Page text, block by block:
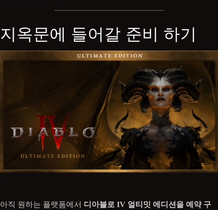
지옥문에 들어갈 준비 하기
아직 원하는 플랫폼에서 디아블로 IV 얼티밋 에디션을 예약 구